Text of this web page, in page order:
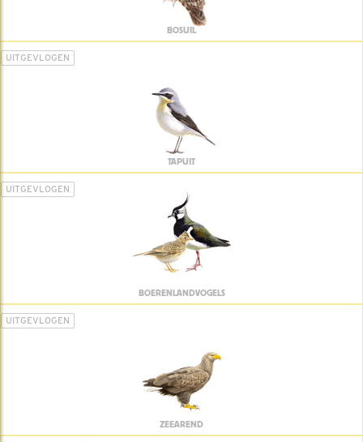
BOSUIL
UITGEVLOGEN
TAPUIT
UITGEVLOGEN
BOERENLANDVOGELS
UITGEVLOGEN
ZEEAREND